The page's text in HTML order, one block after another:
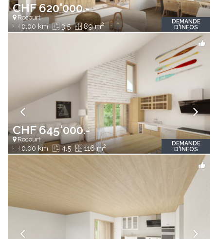
CHF 620'000.-
Rocourt
0.00 km 3.5 89 m2
DEMANDE
D'INFOS
CHF 645'000.-
Rocourt
0.00 km 4.5 116 m2
DEMANDE
D'INFOS